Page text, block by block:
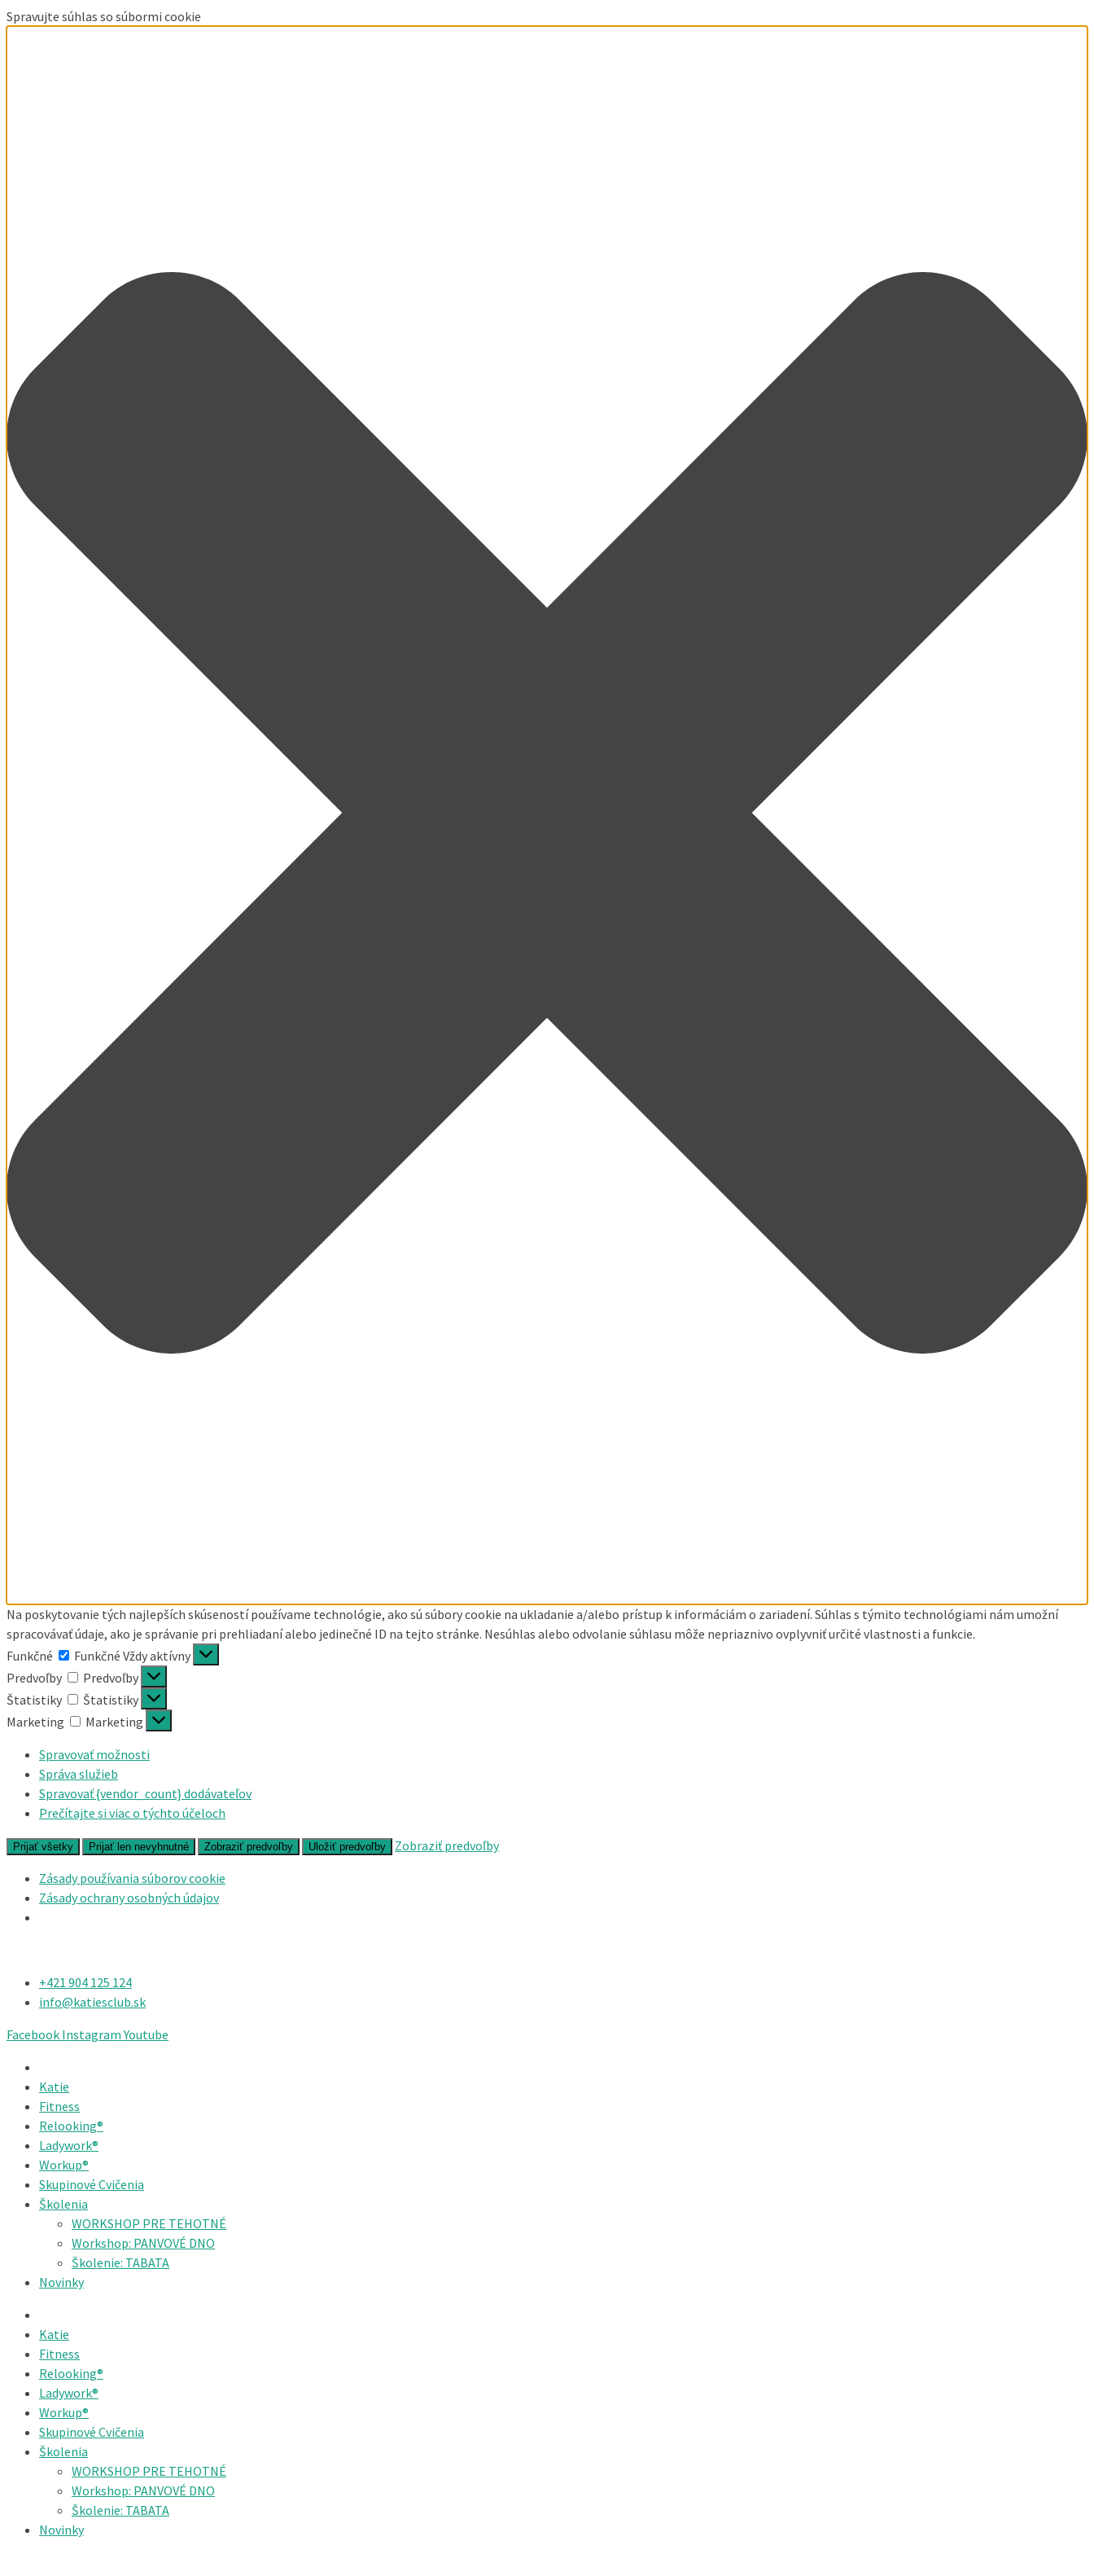
Spravujte súhlas so súbormi cookie
Na poskytovanie tých najlepších skúseností používame technológie, ako sú súbory cookie na ukladanie a/alebo prístup k informáciám o zariadení. Súhlas s týmito technológiami nám umožní
spracovávať údaje, ako je správanie pri prehliadaní alebo jedinečné ID na tejto stránke. Nesúhlas alebo odvolanie súhlasu môže nepriaznivo ovplyvniť určité vlastnosti a funkcie.
Funkčné
Funkčné Vždy aktívny
Predvoľby
Predvoľby
Štatistiky
Štatistiky
Marketing
Marketing
Spravovať možnosti
Správa služieb
Spravovať {vendor_count} dodávateľov
Prečítajte si viac o týchto účeloch
Prijať všetky Prijať len nevyhnutné Zobraziť predvoľby Uložiť predvoľby
Zobraziť predvoľby
Zásady používania súborov cookie
Zásady ochrany osobných údajov
+421 904 125 124​
info@katiesclub.sk
Facebook Instagram Youtube
Katie
Fitness
Relooking®
Ladywork®
Workup®
Skupinové Cvičenia
Školenia
WORKSHOP PRE TEHOTNÉ
Workshop: PANVOVÉ DNO
Školenie: TABATA
Novinky
Katie
Fitness
Relooking®
Ladywork®
Workup®
Skupinové Cvičenia
Školenia
WORKSHOP PRE TEHOTNÉ
Workshop: PANVOVÉ DNO
Školenie: TABATA
Novinky